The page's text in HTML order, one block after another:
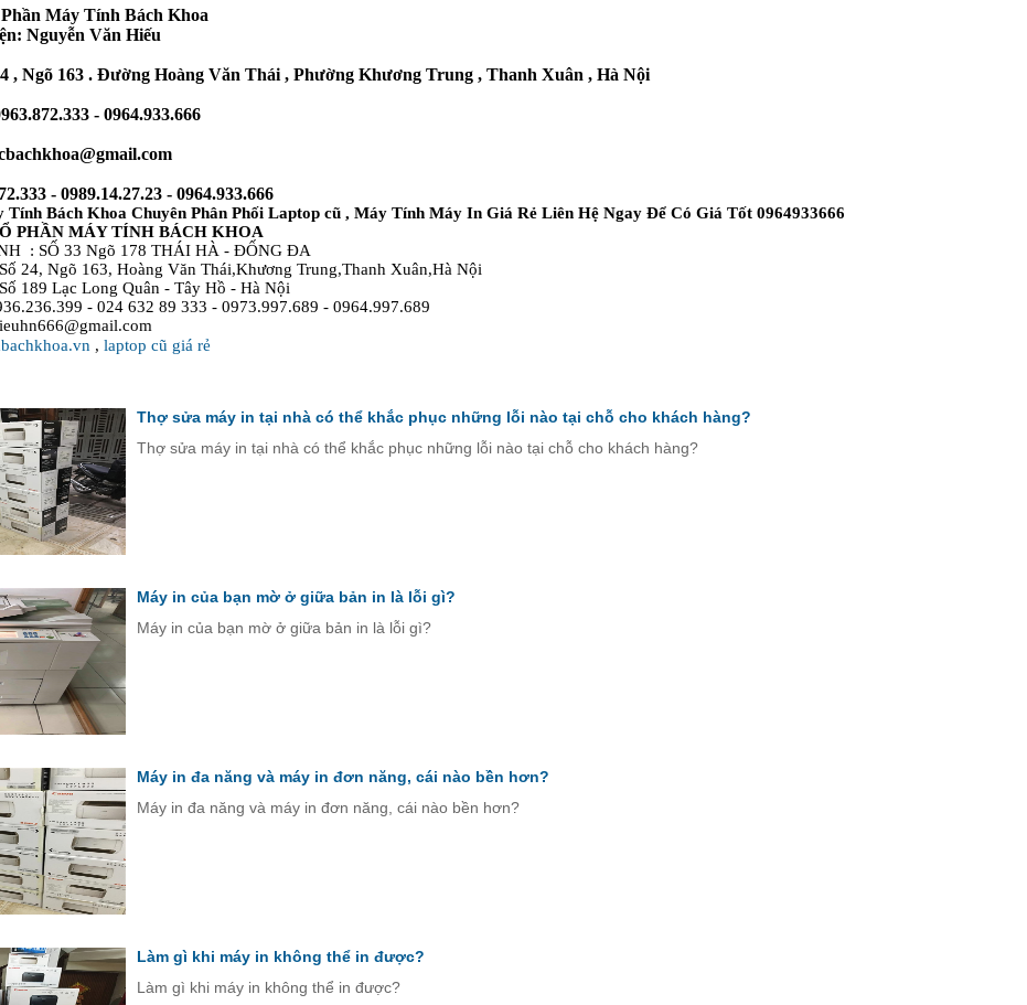
Máy Tính Bách Khoa
Nguyễn Văn Hiếu
, Ngõ 163 . Đường Hoàng Văn Thái , Phường Khương Trung , Thanh Xuân , Hà Nội
- 0964.933.666
- 0989.14.27.23 - 0964.933.666
Tính Bách Khoa Chuyên Phân Phối Laptop cũ , Máy Tính Máy In Giá Rẻ Liên Hệ Ngay Để Có Giá Tốt 0964933666
PHẦN MÁY TÍNH BÁCH KHOA
: SỐ 33 Ngõ 178 THÁI HÀ - ĐỐNG ĐA
Số 24, Ngõ 163, Hoàng Văn Thái,Khương Trung,Thanh Xuân,Hà Nội
189 Lạc Long Quân - Tây Hồ - Hà Nội
- 024 632 89 333 - 0973.997.689 - 0964.997.689
, laptop cũ giá rẻ
Thợ sửa máy in tại nhà có thể khắc phục những lỗi nào tại chỗ cho khách hàng?
Thợ sửa máy in tại nhà có thể khắc phục những lỗi nào tại chỗ cho khách hàng?
Máy in của bạn mờ ở giữa bản in là lỗi gì?
Máy in của bạn mờ ở giữa bản in là lỗi gì?
Máy in đa năng và máy in đơn năng, cái nào bền hơn?
Máy in đa năng và máy in đơn năng, cái nào bền hơn?
Làm gì khi máy in không thể in được?
Làm gì khi máy in không thể in được?